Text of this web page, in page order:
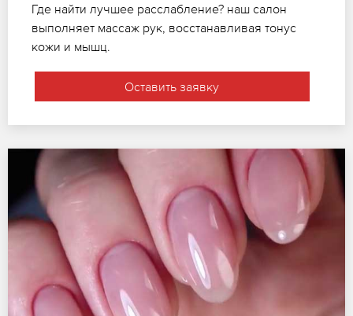
Где найти лучшее расслабление? наш салон
выполняет массаж рук, восстанавливая тонус
кожи и мышц.
Оставить заявку